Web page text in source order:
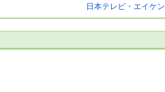
日本テレビ・エイケン